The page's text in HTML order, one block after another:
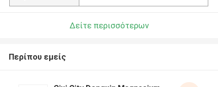
Δείτε περισσότερων
Περίπου εμείς